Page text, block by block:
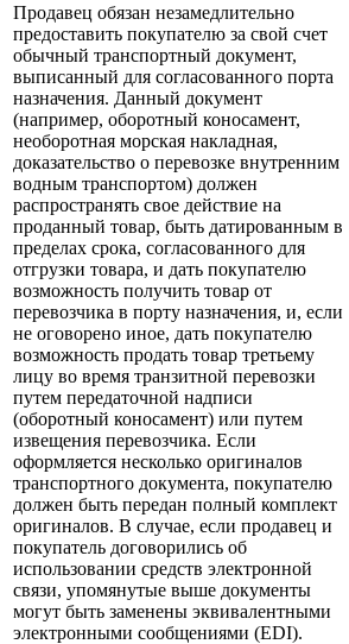
Продавец обязан незамедлительно
предоставить покупателю за свой счет
обычный транспортный документ,
выписанный для согласованного порта
назначения. Данный документ
(например, оборотный коносамент,
необоротная морская накладная,
доказательство о перевозке внутренним
водным транспортом) должен
распространять свое действие на
проданный товар, быть датированным в
пределах срока, согласованного для
отгрузки товара, и дать покупателю
возможность получить товар от
перевозчика в порту назначения, и, если
не оговорено иное, дать покупателю
возможность продать товар третьему
лицу во время транзитной перевозки
путем передаточной надписи
(оборотный коносамент) или путем
извещения перевозчика. Если
оформляется несколько оригиналов
транспортного документа, покупателю
должен быть передан полный комплект
оригиналов. В случае, если продавец и
покупатель договорились об
использовании средств электронной
связи, упомянутые выше документы
могут быть заменены эквивалентными
электронными сообщениями (EDI).